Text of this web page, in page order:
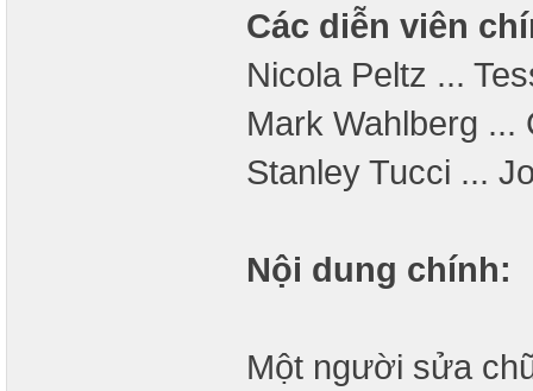
Các diễn viên
Nicola Peltz ...
Mark Wahlberg ...
Stanley Tucci ...
Nội dung chính:
Một người sửa